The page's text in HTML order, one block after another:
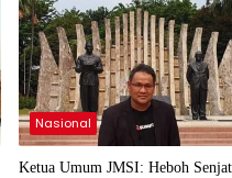
Nasional
Ketua Umum JMSI: Heboh